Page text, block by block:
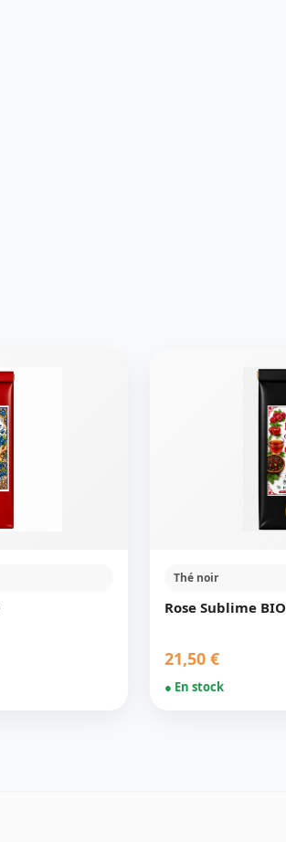
Thé noir
Rose Sublime BIO
21,50 €
● En stock